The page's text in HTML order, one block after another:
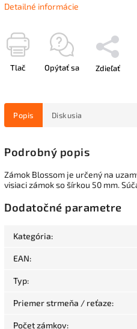
Detailné informácie
Tlač Opýtať sa Zdieľať
Popis Diskusia
Podrobný popis
Zámok Blossom je určený na
visiaci zámok so šírkou 50 mm.
Dodatočné parametre
Kategória:
EAN:
Typ:
Priemer strmeňa / reťaze:
Počet zámkov: